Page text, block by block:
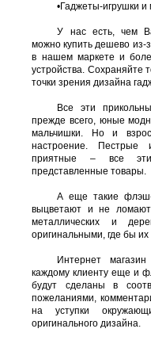
•Гаджеты-игрушки и
У нас есть, чем
можно купить дешево
в нашем маркете и
устройства. Сохраняйте
точки зрения дизайна
Все эти
прежде всего, юные
мальчишки. Но и
настроение. Пестрые
приятные – все
представленные товары.
А еще такие флэш-
выцветают и не
металлических и
оригинальными, где бы
Интернет магазин
каждому клиенту еще и
будут сделаны в
пожеланиями,
на уступки
оригинального дизайна.